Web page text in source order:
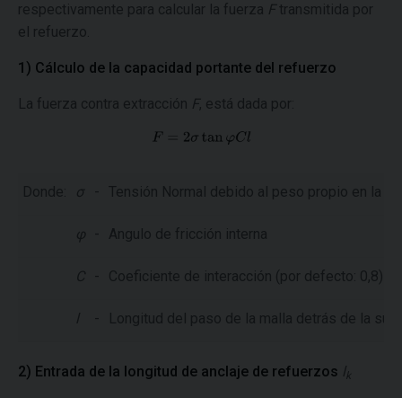
respectivamente para calcular la fuerza F transmitida por
el refuerzo.
1) Cálculo de la capacidad portante del refuerzo
La fuerza contra extracción F, está dada por:
Donde: σ - Tensión Normal debido al peso propio en la
φ - Angulo de fricción interna
C - Coeficiente de interacción (por defecto: 0,8)
l - Longitud del paso de la malla detrás de la
2) Entrada de la longitud de anclaje de refuerzos lk